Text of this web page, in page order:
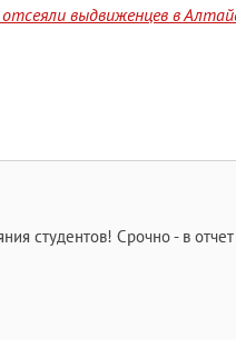
выдвиженцев в
студентов! Срочно - в